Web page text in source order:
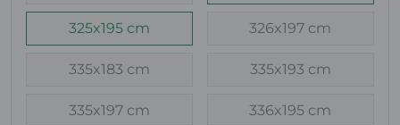
325x195 cm 326x197 cm
335x183 cm 335x193 cm
335x197 cm 336x195 cm